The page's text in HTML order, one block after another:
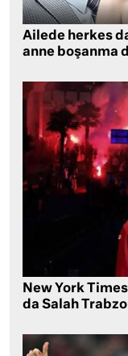
Ailede herkes
anne boşanma
New York
da Salah